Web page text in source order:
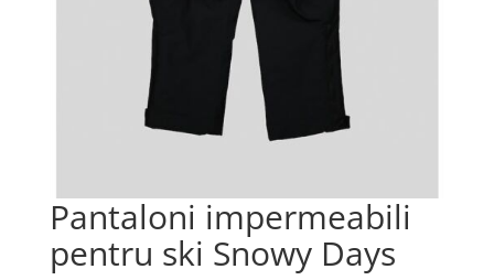
Pantaloni impermeabili
pentru ski Snowy Days